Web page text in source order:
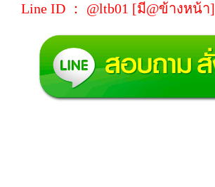
Line ID ： @ltb01 [มี@ข้างหน้า]